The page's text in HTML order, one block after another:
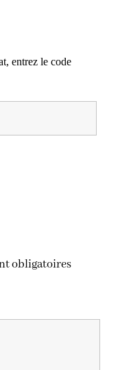
entrez le code
obligatoires